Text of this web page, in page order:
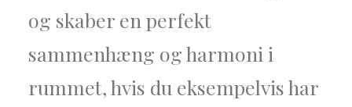
og skaber en perfekt
sammenhæng og harmoni i
rummet, hvis du eksempelvis har